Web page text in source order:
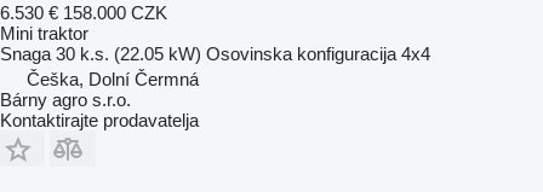
6.530 € 158.000 CZK
Mini traktor
Snaga 30 k.s. (22.05 kW) Osovinska konfiguracija 4x4
Češka, Dolní Čermná
Bárny agro s.r.o.
Kontaktirajte prodavatelja